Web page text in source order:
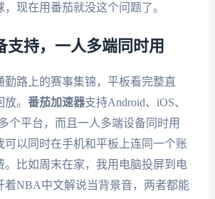
现在用番茄就没这个问题了。
支持，一人多端同时用
勤路上的赛事集锦，平板看完整直
。 番茄加速器支持Android、iOS、
个平台，而且一人多端设备同时用
以同时在手机和平板上连同一个账
。比如周末在家，我用电脑投屏到电
着NBA中文解说当背景音，两者都能